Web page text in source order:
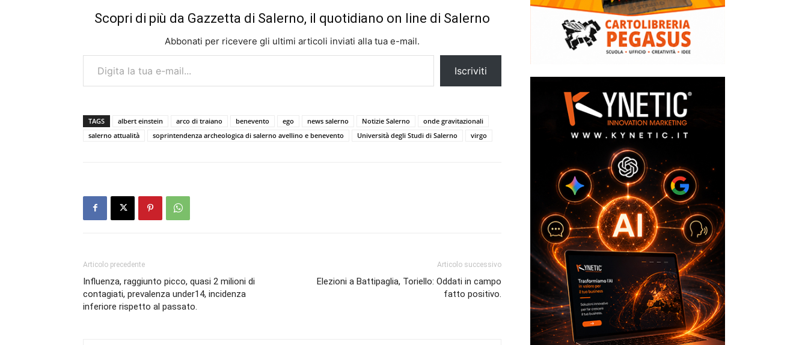
Scopri di più da Gazzetta di Salerno, il quotidiano on line di Salerno
Abbonati per ricevere gli ultimi articoli inviati alla tua e-mail.
Digita la tua e-mail...
Iscriviti
TAGS albert einstein arco di traiano benevento ego news salerno Notizie Salerno
onde gravitazionali
salerno attualità
soprintendenza archeologica di salerno avellino e benevento Università degli Studi di Salerno virgo
Articolo precedente
Influenza, raggiunto picco, quasi 2 milioni di
contagiati, prevalenza under14, incidenza
inferiore rispetto al passato.
Articolo successivo
Elezioni a Battipaglia, Toriello: Oddati in campo
fatto positivo.